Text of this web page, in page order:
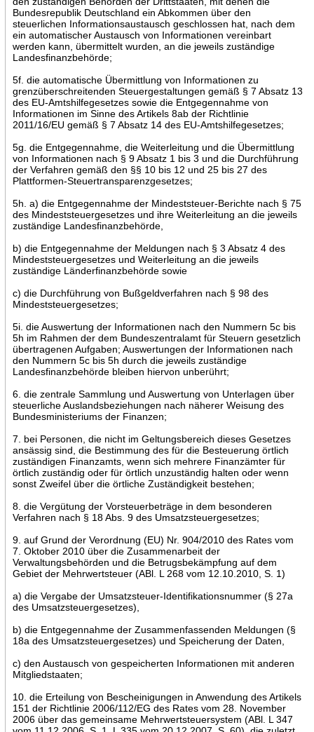
Bundesrepublik Deutschland ein Abkommen über den
steuerlichen Informationsaustausch geschlossen hat, nach dem
ein automatischer Austausch von Informationen vereinbart
werden kann, übermittelt wurden, an die jeweils zuständige
Landesfinanzbehörde;
5f. die automatische Übermittlung von Informationen zu
grenzüberschreitenden Steuergestaltungen gemäß § 7 Absatz 13
des EU-Amtshilfegesetzes sowie die Entgegennahme von
Informationen im Sinne des Artikels 8ab der Richtlinie
2011/16/EU gemäß § 7 Absatz 14 des EU-Amtshilfegesetzes;
5g. die Entgegennahme, die Weiterleitung und die Übermittlung
von Informationen nach § 9 Absatz 1 bis 3 und die Durchführung
der Verfahren gemäß den §§ 10 bis 12 und 25 bis 27 des
Plattformen-Steuertransparenzgesetzes;
5h. a) die Entgegennahme der Mindeststeuer-Berichte nach § 75
des Mindeststeuergesetzes und ihre Weiterleitung an die jeweils
zuständige Landesfinanzbehörde,
b) die Entgegennahme der Meldungen nach § 3 Absatz 4 des
Mindeststeuergesetzes und Weiterleitung an die jeweils
zuständige Länderfinanzbehörde sowie
c) die Durchführung von Bußgeldverfahren nach § 98 des
Mindeststeuergesetzes;
5i. die Auswertung der Informationen nach den Nummern 5c bis
5h im Rahmen der dem Bundeszentralamt für Steuern gesetzlich
übertragenen Aufgaben; Auswertungen der Informationen nach
den Nummern 5c bis 5h durch die jeweils zuständige
Landesfinanzbehörde bleiben hiervon unberührt;
6. die zentrale Sammlung und Auswertung von Unterlagen über
steuerliche Auslandsbeziehungen nach näherer Weisung des
Bundesministeriums der Finanzen;
7. bei Personen, die nicht im Geltungsbereich dieses Gesetzes
ansässig sind, die Bestimmung des für die Besteuerung örtlich
zuständigen Finanzamts, wenn sich mehrere Finanzämter für
örtlich zuständig oder für örtlich unzuständig halten oder wenn
sonst Zweifel über die örtliche Zuständigkeit bestehen;
8. die Vergütung der Vorsteuerbeträge in dem besonderen
Verfahren nach § 18 Abs. 9 des Umsatzsteuergesetzes;
9. auf Grund der Verordnung (EU) Nr. 904/2010 des Rates vom
7. Oktober 2010 über die Zusammenarbeit der
Verwaltungsbehörden und die Betrugsbekämpfung auf dem
Gebiet der Mehrwertsteuer (ABl. L 268 vom 12.10.2010, S. 1)
a) die Vergabe der Umsatzsteuer-Identifikationsnummer (§ 27a
des Umsatzsteuergesetzes),
b) die Entgegennahme der Zusammenfassenden Meldungen (§
18a des Umsatzsteuergesetzes) und Speicherung der Daten,
c) den Austausch von gespeicherten Informationen mit anderen
Mitgliedstaaten;
10. die Erteilung von Bescheinigungen in Anwendung des Artikels
151 der Richtlinie 2006/112/EG des Rates vom 28. November
2006 über das gemeinsame Mehrwertsteuersystem (ABl. L 347